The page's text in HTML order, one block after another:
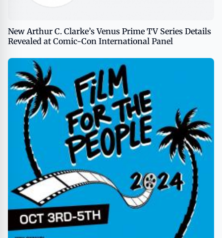
New Arthur C. Clarke’s Venus Prime TV Series Details
Revealed at Comic-Con International Panel